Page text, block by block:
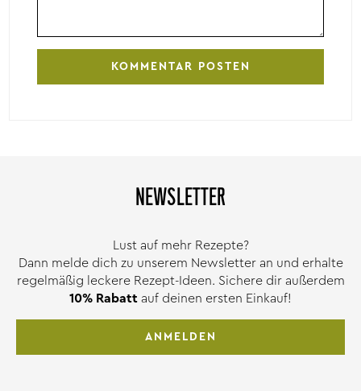
NEWSLETTER
Lust auf mehr Rezepte?
Dann melde dich zu unserem Newsletter an und erhalte
regelmäßig leckere Rezept-Ideen. Sichere dir außerdem
10% Rabatt auf deinen ersten Einkauf!
ANMELDEN